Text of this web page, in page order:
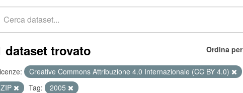
Ordina per
dataset trovato
Creative Commons Attribuzione 4.0 Internazionale (CC BY 4.0)
ZIP
Tag: 2005